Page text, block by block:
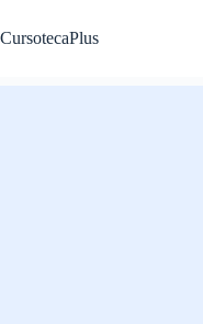
al
contenido
CursotecaPlus